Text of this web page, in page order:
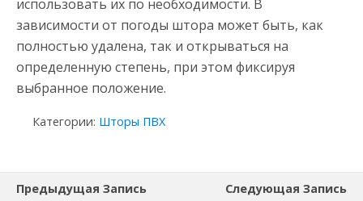
использовать их по необходимости. В
зависимости от погоды штора может быть, как
полностью удалена, так и открываться на
определенную степень, при этом фиксируя
выбранное положение.
Категории: Шторы ПВХ
Предыдущая Запись Следующая Запись